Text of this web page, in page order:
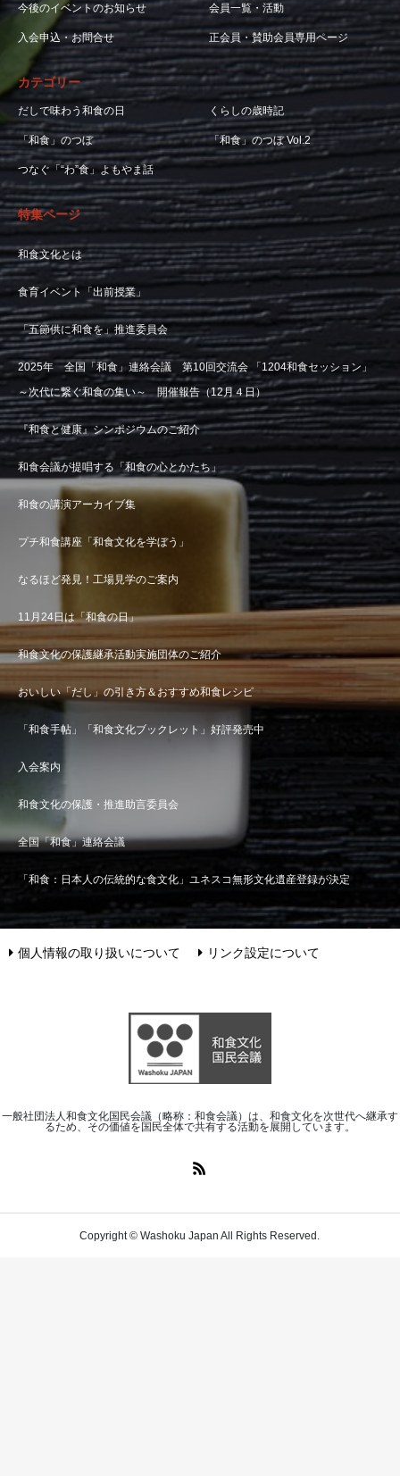
今後のイベントのお知らせ 会員一覧・活動
入会申込・お問合せ 正会員・賛助会員専用ページ
カテゴリー
だしで味わう和食の日 くらしの歳時記
「和食」のつぼ 「和食」のつぼ Vol.2
つなぐ「“わ”食」よもやま話
特集ページ
和食文化とは
食育イベント「出前授業」
「五節供に和食を」推進委員会
2025年 全国「和食」連絡会議 第10回交流会 「1204和食セッション」
～次代に繋ぐ和食の集い～ 開催報告（12月４日）
『和食と健康』シンポジウムのご紹介
和食会議が提唱する「和食の心とかたち」
和食の講演アーカイブ集
プチ和食講座「和食文化を学ぼう」
なるほど発見！工場見学のご案内
11月24日は「和食の日」
和食文化の保護継承活動実施団体のご紹介
おいしい「だし」の引き方＆おすすめ和食レシピ
「和食手帖」「和食文化ブックレット」好評発売中
入会案内
和食文化の保護・推進助言委員会
全国「和食」連絡会議
「和食：日本人の伝統的な食文化」ユネスコ無形文化遺産登録が決定
個人情報の取り扱いについて リンク設定について
一般社団法人和食文化国民会議（略称：和食会議）は、和食文化を次世代へ継承す
るため、その価値を国民全体で共有する活動を展開しています。
Copyright © Washoku Japan All Rights Reserved.